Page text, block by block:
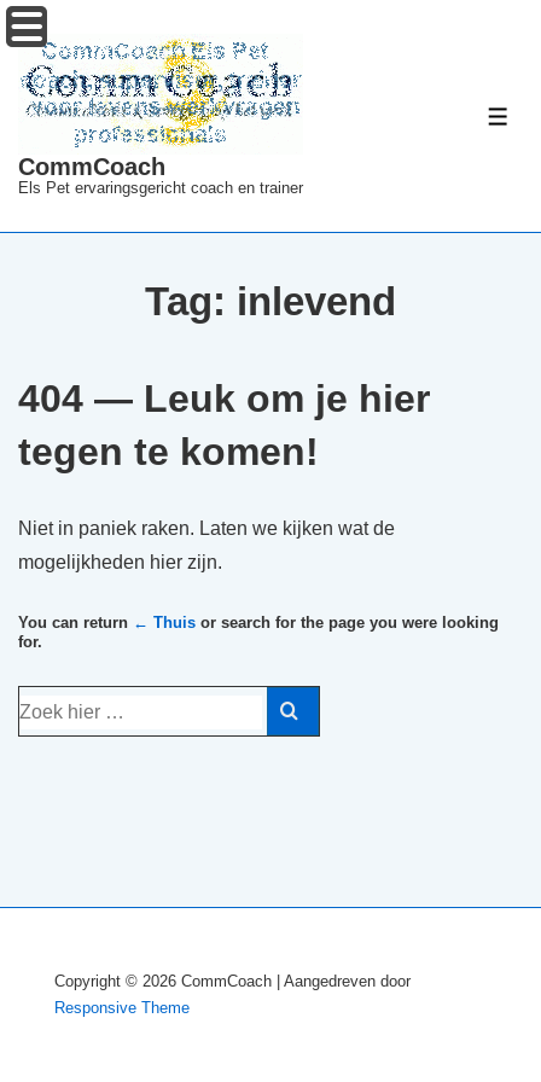
↓
Doorgaan
naar
hoofdinhoud
CommCoach
Els Pet ervaringsgericht coach en trainer
Tag: inlevend
404 — Leuk om je hier
tegen te komen!
Niet in paniek raken. Laten we kijken wat de
mogelijkheden hier zijn.
You can return ← Thuis or search for the page you were looking
for.
Zoek
naar:
Copyright © 2026 CommCoach
| Aangedreven door
Responsive Theme